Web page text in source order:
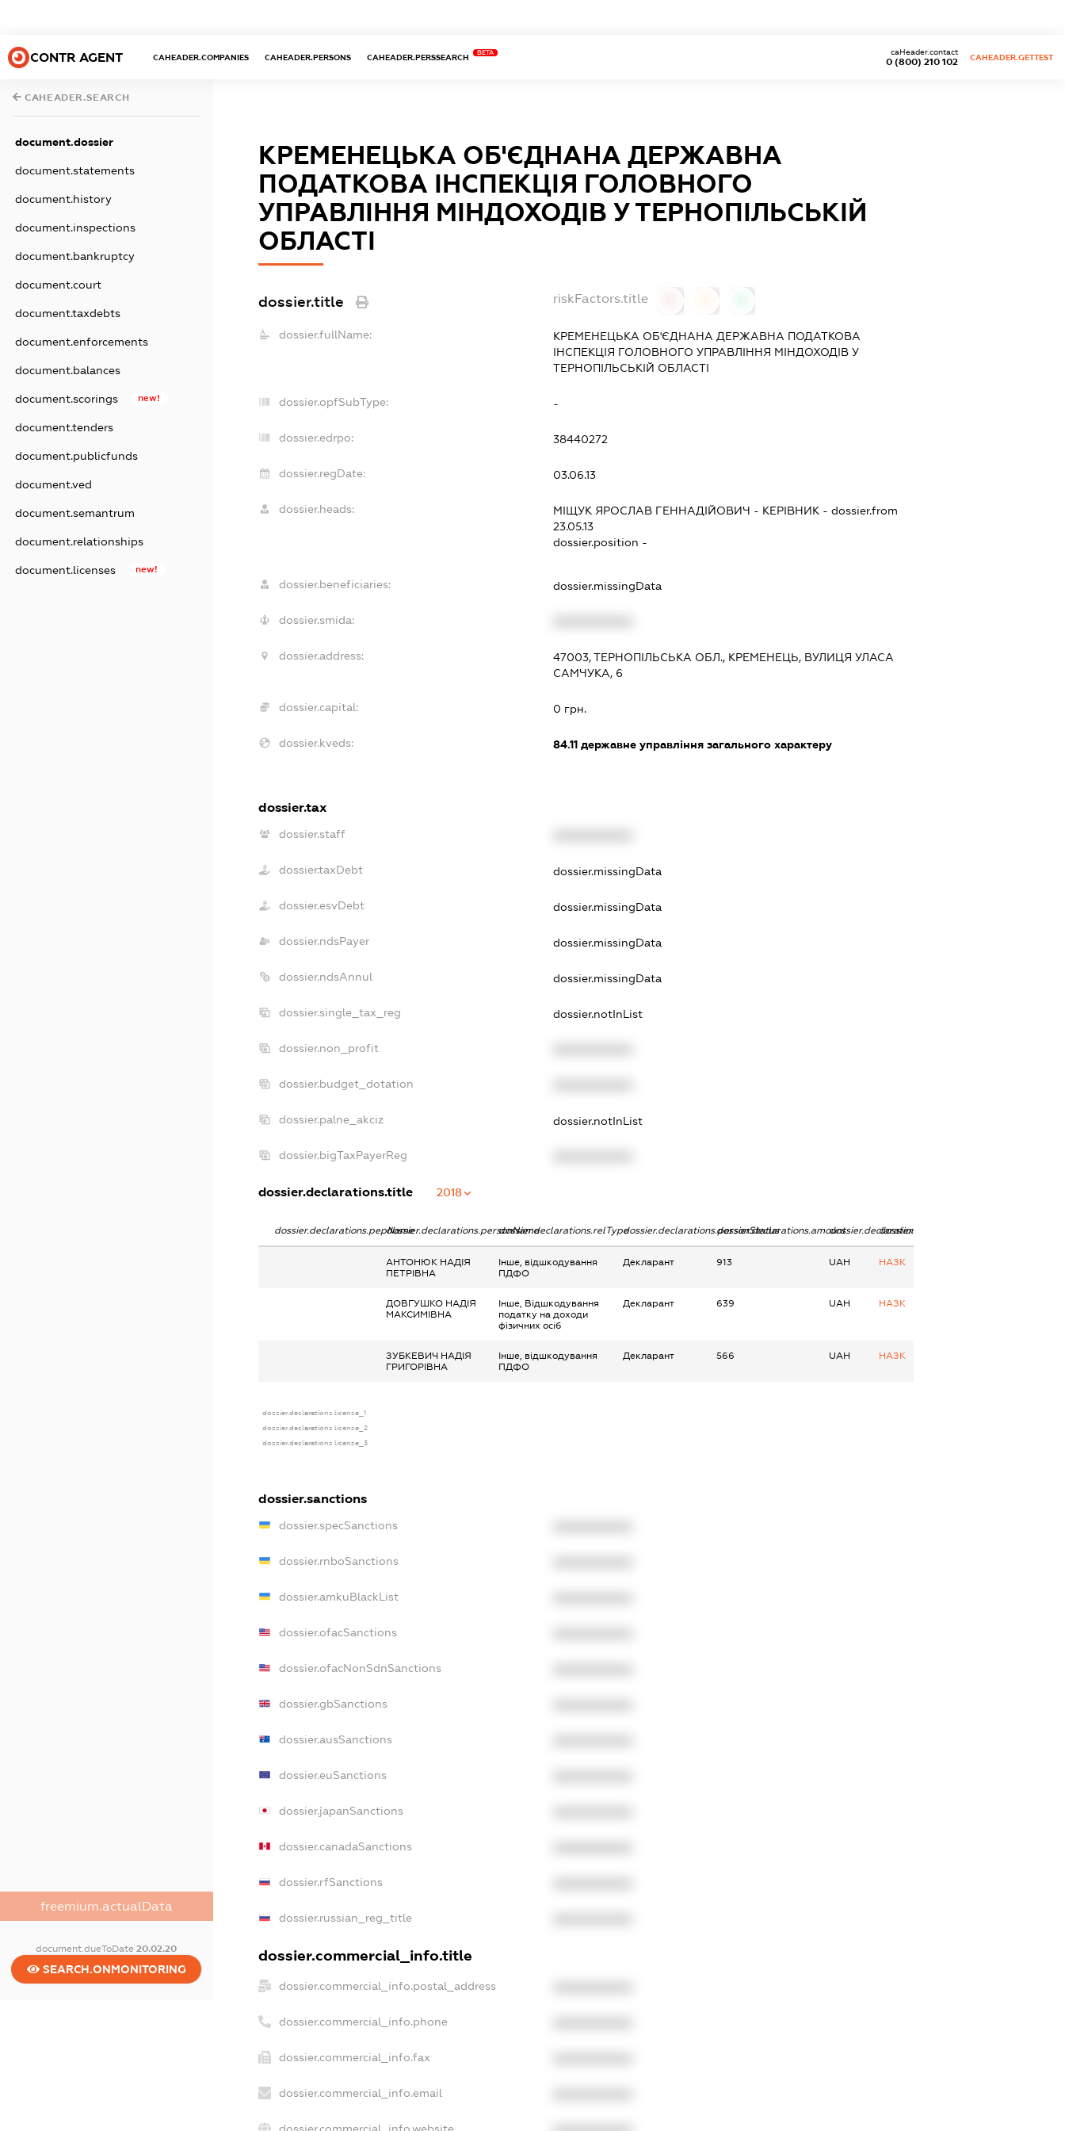
CONTR AGENT CAHEADER.COMPANIES CAHEADER.PERSONS CAHEADER.PERSSEARCH
BETA
0 (800) 210 102
caHeader.contact
CAHEADER.GETTEST
CAHEADER.SEARCH
document.dossier
document.statements
document.history
document.inspections
document.bankruptcy
document.court
document.taxdebts
document.enforcements
document.balances
document.scorings new!
document.tenders
document.publicfunds
document.ved
document.semantrum
document.relationships
document.licenses new!
freemium.actualData
document.dueToDate20.02.20
SEARCH.ONMONITORING
КРЕМЕНЕЦЬКА ОБ'ЄДНАНА ДЕРЖАВНА
ПОДАТКОВА ІНСПЕКЦІЯ ГОЛОВНОГО
УПРАВЛІННЯ МІНДОХОДІВ У ТЕРНОПІЛЬСЬКІЙ
ОБЛАСТІ
dossier.title riskFactors.title
dossier.fullName:
КРЕМЕНЕЦЬКА ОБ'ЄДНАНА ДЕРЖАВНА ПОДАТКОВА
ІНСПЕКЦІЯ ГОЛОВНОГО УПРАВЛІННЯ МІНДОХОДІВ У
ТЕРНОПІЛЬСЬКІЙ ОБЛАСТІ
dossier.opfSubType: -
dossier.edrpo: 38440272
dossier.regDate: 03.06.13
dossier.heads: МІЩУК ЯРОСЛАВ ГЕННАДІЙОВИЧ - КЕРІВНИК - dossier.from
23.05.13
dossier.position -
dossier.beneficiaries: dossier.missingData
dossier.smida:
dossier.address:
47003, ТЕРНОПІЛЬСЬКА ОБЛ., КРЕМЕНЕЦЬ, ВУЛИЦЯ УЛАСА
САМЧУКА, 6
dossier.capital: 0 грн.
dossier.kveds: 84.11державне управління загального характеру
dossier.tax
dossier.staff
dossier.taxDebt dossier.missingData
dossier.esvDebt dossier.missingData
dossier.ndsPayer dossier.missingData
dossier.ndsAnnul dossier.missingData
dossier.single_tax_reg dossier.notInList
dossier.non_profit
dossier.budget_dotation
dossier.palne_akciz dossier.notInList
dossier.bigTaxPayerReg
dossier.declarations.title 2018
dossier.declarations.pepNamedossier.declarations.personNamedossier.declarations.relTypedossier.declarations.personStatusdossier.declarations.amountdossier.declarations.currency
dossier.declarations.source
АНТОНЮК НАДІЯ
ПЕТРІВНА
Інше, відшкодування
ПДФО
Декларант 913 UAH НАЗК
ДОВГУШКО НАДІЯ
МАКСИМІВНА
Інше, Відшкодування
податку на доходи
фізичних осіб
Декларант 639 UAH НАЗК
ЗУБКЕВИЧ НАДІЯ
ГРИГОРІВНА
Інше, відшкодування
ПДФО
Декларант 566 UAH НАЗК
dossier.declarations.license_1
dossier.declarations.license_2
dossier.declarations.license_3
dossier.sanctions
dossier.specSanctions
dossier.rnboSanctions
dossier.amkuBlackList
dossier.ofacSanctions
dossier.ofacNonSdnSanctions
dossier.gbSanctions
dossier.ausSanctions
dossier.euSanctions
dossier.japanSanctions
dossier.canadaSanctions
dossier.rfSanctions
dossier.russian_reg_title
dossier.commercial_info.title
dossier.commercial_info.postal_address
dossier.commercial_info.phone
dossier.commercial_info.fax
dossier.commercial_info.email
dossier.commercial_info.website